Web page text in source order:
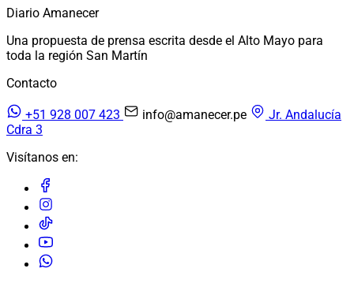
Diario Amanecer
Una propuesta de prensa escrita desde el Alto Mayo para
toda la región San Martín
Contacto
+51 928 007 423 info@amanecer.pe
Jr. Andalucía
Cdra 3
Visítanos en: